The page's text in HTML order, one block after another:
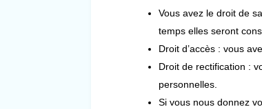
Vous avez le droit de
temps elles seront
Droit d’accès : vous
Droit de rectification :
personnelles.
Si vous nous donnez